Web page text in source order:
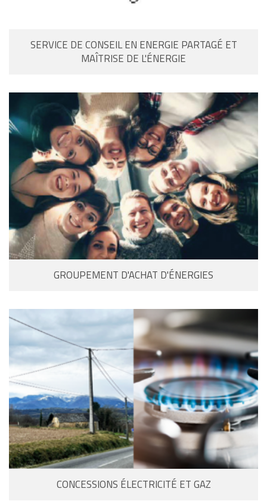
SERVICE DE CONSEIL EN ENERGIE PARTAGÉ ET
MAÎTRISE DE L'ÉNERGIE
GROUPEMENT D'ACHAT D'ÉNERGIES
CONCESSIONS ÉLECTRICITÉ ET GAZ